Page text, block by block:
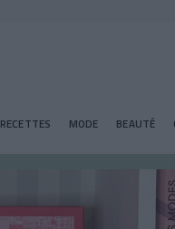
RECETTES MODE BEAUTÉ